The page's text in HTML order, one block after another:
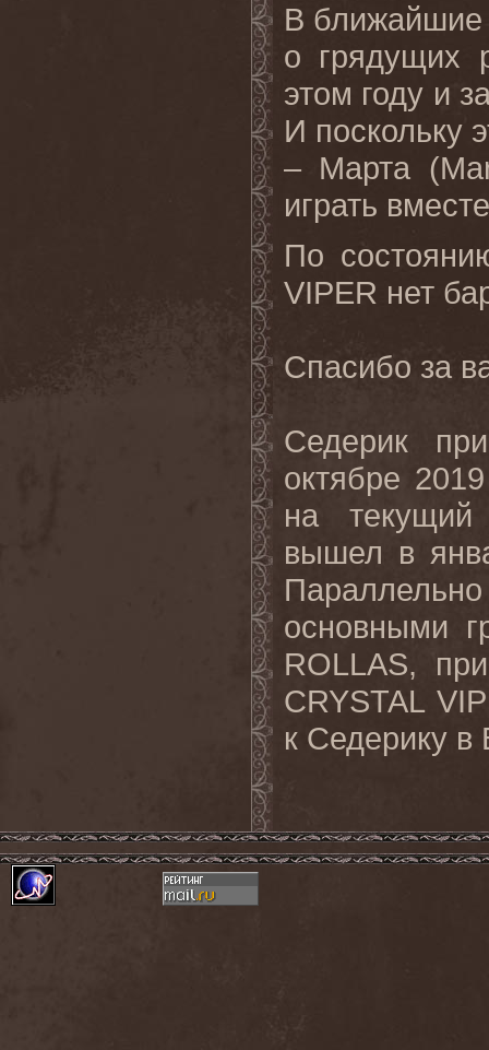
В
о грядущих
этом году и
И поскольку
– Марта
играть
По
VIPER нет
Спасибо за
Седерик
октябре
на текущий
вышел в
основными
ROLLAS,
CRYSTAL
к Седерику в